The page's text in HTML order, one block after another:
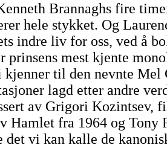
Brannaghs fire
hele stykket. Og
indre liv for oss, ved å
prinsens mest kjente
til den nevnte Mel
lagd etter andre
av Grigori Kozintsev,
Hamlet fra 1964 og Tony
det vi kan kalle de